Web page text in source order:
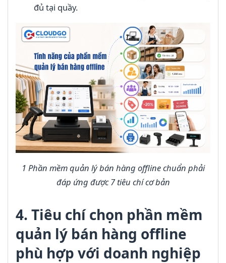
đủ tại quầy.
1 Phần mềm quản lý bán hàng offline chuẩn phải
đáp ứng được 7 tiêu chí cơ bản
4. Tiêu chí chọn phần mềm
quản lý bán hàng offline
phù hợp với doanh nghiệp